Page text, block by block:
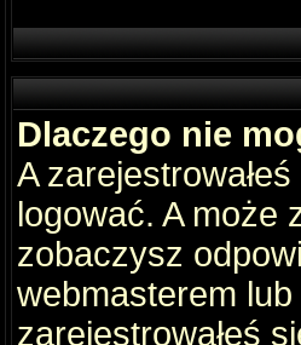
Dlaczego nie
A
logować. A może
zobaczysz
webmasterem
zarejestrowałeś